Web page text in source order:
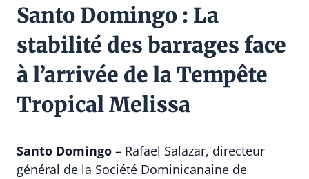
Santo Domingo : La
stabilité des barrages face
à l’arrivée de la Tempête
Tropical Melissa
Santo Domingo – Rafael Salazar, directeur
général de la Société Dominicanaine de